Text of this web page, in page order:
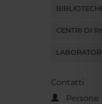
CENTRI DI
Contatti
Persone